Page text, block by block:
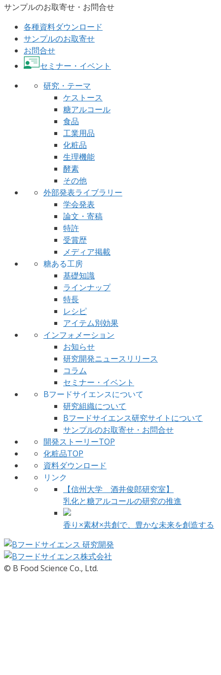
サンプルのお取寄せ・お問合せ
各種資料ダウンロード
サンプルのお取寄せ
お問合せ
セミナー・イベント
研究・テーマ
ケストース
糖アルコール
食品
工業用品
化粧品
生理機能
酵素
その他
外部発表ライブラリー
学会発表
論文・寄稿
特許
受賞歴
メディア掲載
糖ある工房
基礎知識
ラインナップ
特長
レシピ
アイテム別効果
インフォメーション
お知らせ
研究開発ニュースリリース
コラム
セミナー・イベント
Bフードサイエンスについて
研究組織について
Bフードサイエンス研究サイトについて
サンプルのお取寄せ・お問合せ
開発ストーリーTOP
化粧品TOP
資料ダウンロード
リンク
【信州大学 酒井俊郎研究室】
乳化と糖アルコールの研究の推進
香り×素材×共創で、豊かな未来を創造する
© B Food Science Co., Ltd.